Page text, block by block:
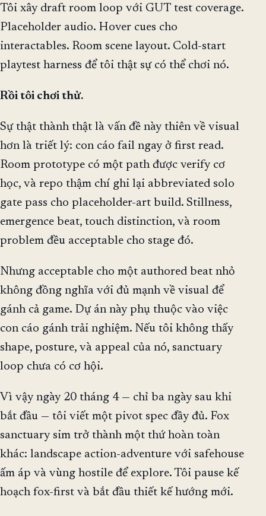
Tôi xây draft room loop với GUT test coverage.
Placeholder audio. Hover cues cho
interactables. Room scene layout. Cold-start
playtest harness để tôi thật sự có thể chơi nó.
Rồi tôi chơi thử.
Sự thật thành thật là vấn đề này thiên về visual
hơn là triết lý: con cáo fail ngay ở first read.
Room prototype có một path được verify cơ
học, và repo thậm chí ghi lại abbreviated solo
gate pass cho placeholder-art build. Stillness,
emergence beat, touch distinction, và room
problem đều acceptable cho stage đó.
Nhưng acceptable cho một authored beat nhỏ
không đồng nghĩa với đủ mạnh về visual để
gánh cả game. Dự án này phụ thuộc vào việc
con cáo gánh trải nghiệm. Nếu tôi không thấy
shape, posture, và appeal của nó, sanctuary
loop chưa có cơ hội.
Vì vậy ngày 20 tháng 4 — chỉ ba ngày sau khi
bắt đầu — tôi viết một pivot spec đầy đủ. Fox
sanctuary sim trở thành một thứ hoàn toàn
khác: landscape action-adventure với safehouse
ấm áp và vùng hostile để explore. Tôi pause kế
hoạch fox-first và bắt đầu thiết kế hướng mới.